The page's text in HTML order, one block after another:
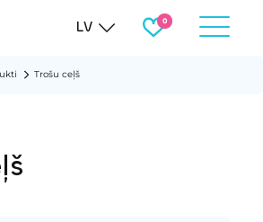
LV
Trošu ceļš